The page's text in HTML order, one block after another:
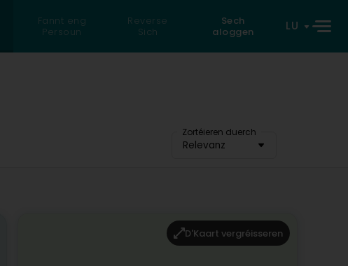
Fannt eng
Persoun
Reverse
Sich
Sech
aloggen
LU
Zortéieren duerch
Relevanz
D'Kaart vergréisseren